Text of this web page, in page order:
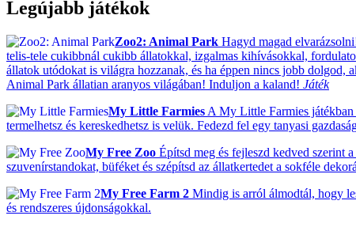
Legújabb játékok
Zoo2: Animal Park Hagyd magad
telis-tele cukibbnál cukibb állatokkal, izgalmas kihívásokkal,
állatok utódokat is világra hozzanak, és ha éppen nincs jobb
Animal Park állatian aranyos világában! Induljon a kaland! Játék
My Little Farmies A My Little Farmies játékban
termelhetsz és kereskedhetsz is velük. Fedezd fel egy tanyasi
My Free Zoo Építsd meg és fejleszd kedved szerint
szuvenírstandokat, büféket és szépítsd az állatkertedet a sokféle
My Free Farm 2 Mindig is arról álmodtál, hogy
és rendszeres újdonságokkal.